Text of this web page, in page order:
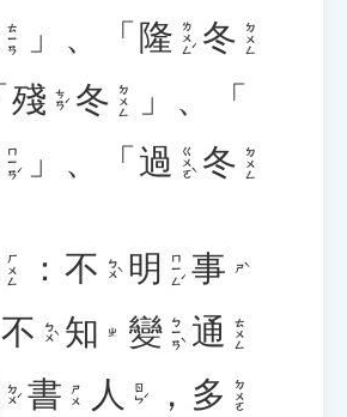
ㄊㄧㄢ 」、「 隆 ㄌㄨㄥˊ 冬 ㄉㄨㄥ
殘 ㄘㄢˊ 冬 ㄉㄨㄥ
」、「
ㄇㄧㄢˊ 」、「 過 ㄍㄨㄛˋ 冬 ㄉㄨㄥ
ㄏㄨㄥ ： 不 ㄅㄨˋ 明 ㄇㄧㄥˊ 事 ㄕˋ
不 ㄅㄨˋ 知 ㄓ 變 ㄅㄧㄢˋ 通 ㄊㄨㄥ
ㄉㄨˊ 書 ㄕㄨ 人 ㄖㄣˊ ， 多 ㄉㄨㄛ